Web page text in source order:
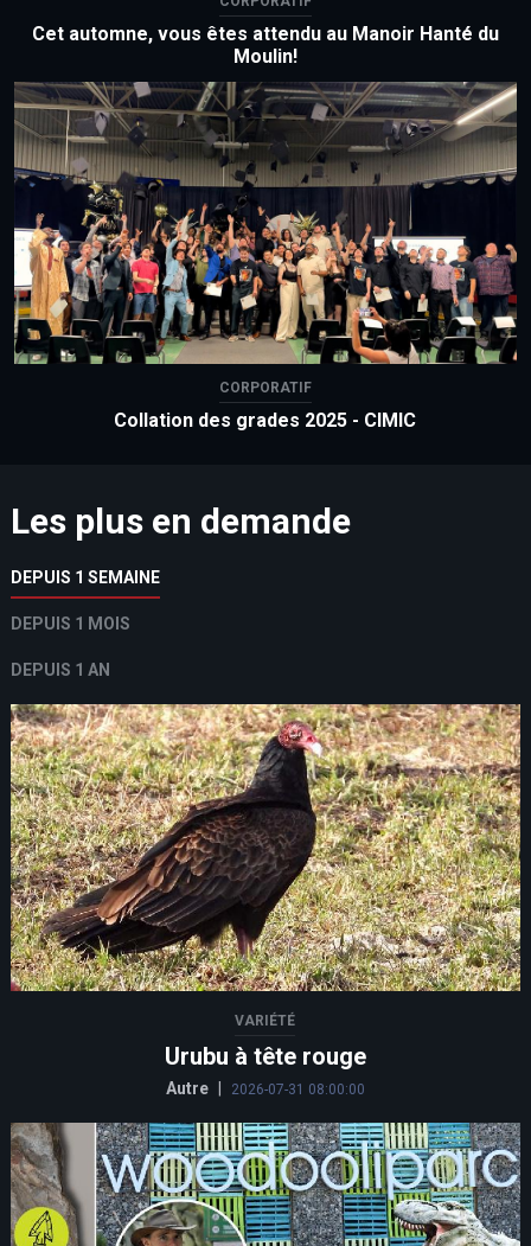
Cet automne, vous êtes attendu au Manoir Hanté du
Moulin!
CORPORATIF
Collation des grades 2025 - CIMIC
Les plus en demande
DEPUIS 1 SEMAINE
DEPUIS 1 MOIS
DEPUIS 1 AN
VARIÉTÉ
Urubu à tête rouge
Autre 2026-07-31 08:00:00